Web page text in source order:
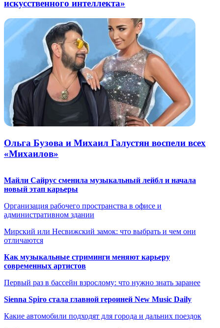
искусственного интеллекта»
Ольга Бузова и Михаил Галустян воспели всех
«Михаилов»
Майли Сайрус сменила музыкальный лейбл и начала
новый этап карьеры
Организация рабочего пространства в офисе и
административном здании
Мирский или Несвижский замок: что выбрать и чем они
отличаются
Как музыкальные стриминги меняют карьеру
современных артистов
Первый раз в бассейн взрослому: что нужно знать заранее
Sienna Spiro стала главной героиней New Music Daily
Какие автомобили подходят для города и дальних поездок